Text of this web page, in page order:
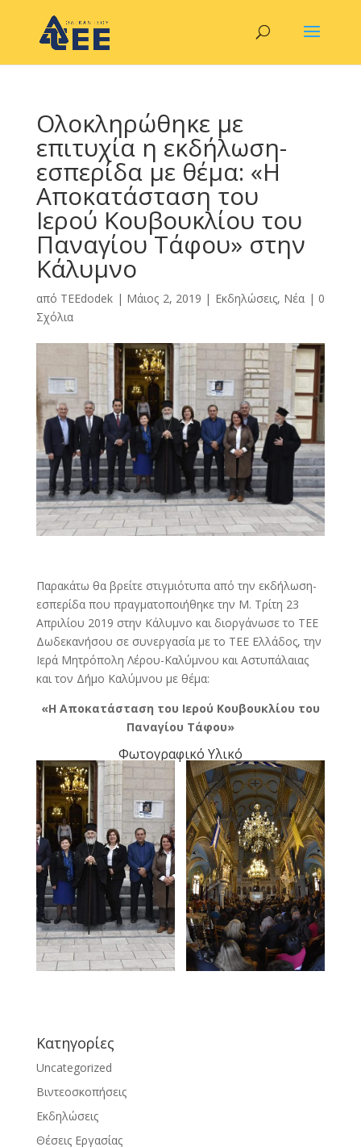
Ολοκληρώθηκε με
επιτυχία η εκδήλωση-
εσπερίδα με θέμα: «Η
Αποκατάσταση του
Ιερού Κουβουκλίου του
Παναγίου Τάφου» στην
Κάλυμνο
από TEEdodek | Μάιος 2, 2019 | Εκδηλώσεις, Νέα | 0
Σχόλια
Παρακάτω θα βρείτε στιγμιότυπα από την εκδήλωση-
εσπερίδα που πραγματοποιήθηκε την Μ. Τρίτη 23
Απριλίου 2019 στην Κάλυμνο και διοργάνωσε το ΤΕΕ
Δωδεκανήσου σε συνεργασία με το ΤΕΕ Ελλάδος, την
Ιερά Μητρόπολη Λέρου-Καλύμνου και Αστυπάλαιας
και τον Δήμο Καλύμνου με θέμα:
«Η Αποκατάσταση του Ιερού Κουβουκλίου του
Παναγίου Τάφου»
Φωτογραφικό Υλικό
Kατηγορίες
Uncategorized
Βιντεοσκοπήσεις
Εκδηλώσεις
Θέσεις Εργασίας